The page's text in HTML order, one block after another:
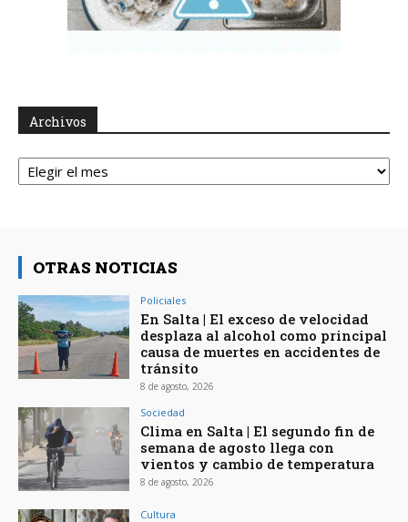
Archivos
Archivos
OTRAS NOTICIAS
Policiales
En Salta | El exceso de velocidad
desplaza al alcohol como principal
causa de muertes en accidentes de
tránsito
8 de agosto, 2026
Sociedad
Clima en Salta | El segundo fin de
semana de agosto llega con
vientos y cambio de temperatura
8 de agosto, 2026
Cultura